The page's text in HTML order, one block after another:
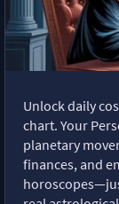
Unlock daily
chart. Your
planetary
finances, and